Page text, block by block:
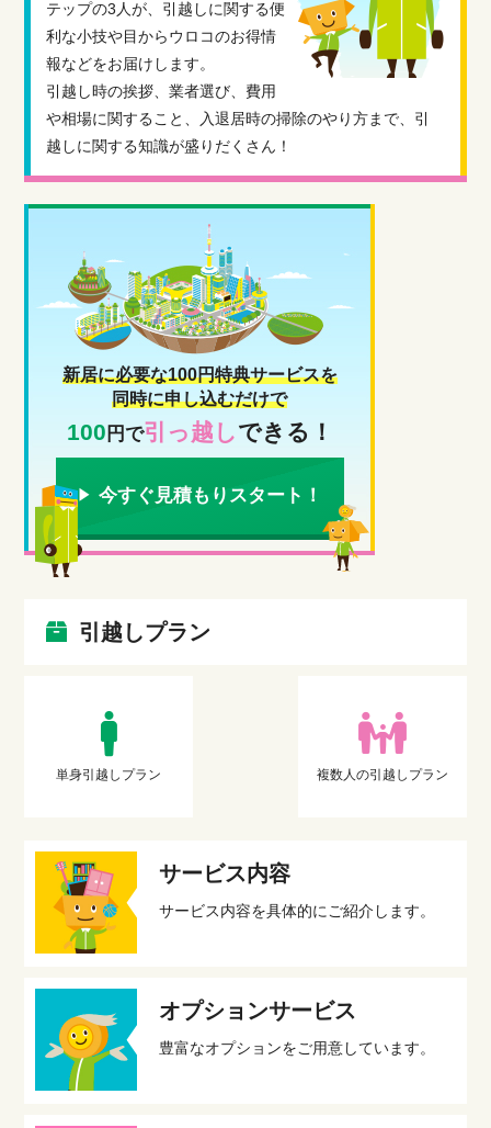
テップの3人が、引越しに関する便
利な小技や目からウロコのお得情
報などをお届けします。
引越し時の挨拶、業者選び、費用
や相場に関すること、入退居時の掃除のやり方まで、引
越しに関する知識が盛りだくさん！
新居に必要な100円特典サービスを
同時に申し込むだけで
100 円で引っ越しできる！
今すぐ見積もりスタート！
引越しプラン
単身引越しプラン 複数人の引越しプラン
サービス内容
サービス内容を具体的にご紹介します。
オプションサービス
豊富なオプションをご用意しています。